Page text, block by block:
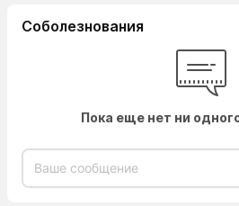
Соболезнования
Пока еще нет ни